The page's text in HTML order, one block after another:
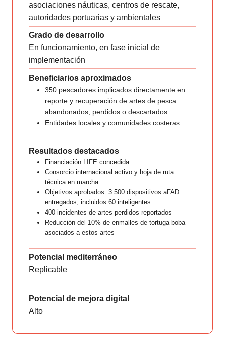
asociaciones náuticas, centros de rescate,
autoridades portuarias y ambientales
Grado de desarrollo
En funcionamiento, en fase inicial de
implementación
Beneficiarios aproximados
350 pescadores implicados directamente en
reporte y recuperación de artes de pesca
abandonados, perdidos o descartados
Entidades locales y comunidades costeras
Resultados destacados
Financiación LIFE concedida
Consorcio internacional activo y hoja de ruta
técnica en marcha
Objetivos aprobados: 3.500 dispositivos aFAD
entregados, incluidos 60 inteligentes
400 incidentes de artes perdidos reportados
Reducción del 10% de enmalles de tortuga boba
asociados a estos artes
Potencial mediterráneo
Replicable
Potencial de mejora digital
Alto